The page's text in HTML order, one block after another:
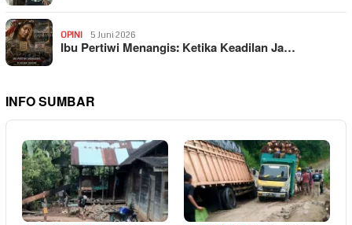
OPINI 5 Juni 2026
Ibu Pertiwi Menangis: Ketika Keadilan Ja…
INFO SUMBAR